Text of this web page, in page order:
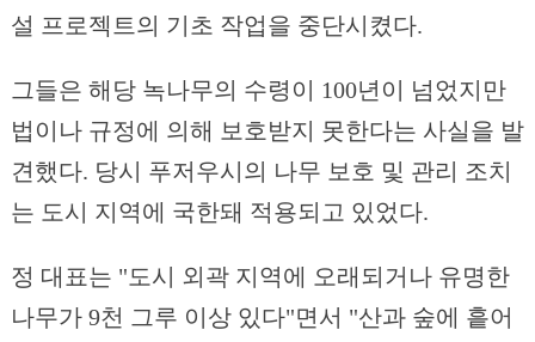
설 프로젝트의 기초 작업을 중단시켰다.
그들은 해당 녹나무의 수령이 100년이 넘었지만
법이나 규정에 의해 보호받지 못한다는 사실을 발
견했다. 당시 푸저우시의 나무 보호 및 관리 조치
는 도시 지역에 국한돼 적용되고 있었다.
정 대표는 "도시 외곽 지역에 오래되거나 유명한
나무가 9천 그루 이상 있다"면서 "산과 숲에 흩어